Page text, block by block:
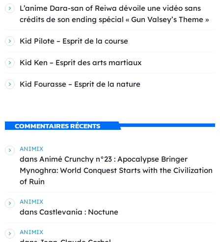
L’anime Dara-san of Reiwa dévoile une vidéo sans
crédits de son ending spécial « Gun Valsey’s Theme »
Kid Pilote – Esprit de la course
Kid Ken – Esprit des arts martiaux
Kid Fourasse – Esprit de la nature
COMMENTAIRES RÉCENTS
ANIMIX
dans Animé Crunchy n°23 : Apocalypse Bringer
Mynoghra: World Conquest Starts with the Civilization
of Ruin
ANIMIX
dans Castlevania : Noctune
ANIMIX